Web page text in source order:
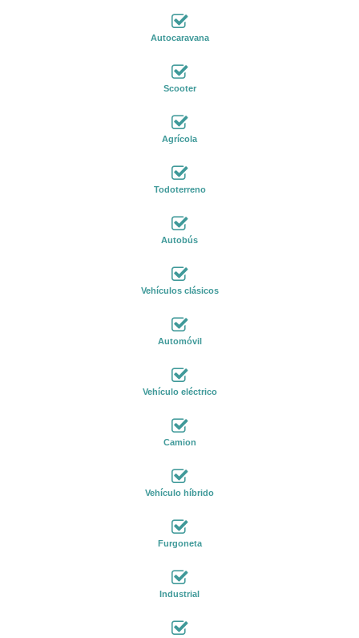
Autocaravana
Scooter
Agrícola
Todoterreno
Autobús
Vehículos clásicos
Automóvil
Vehículo eléctrico
Camion
Vehículo híbrido
Furgoneta
Industrial